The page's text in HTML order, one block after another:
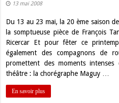
13 mai 2008
Du 13 au 23 mai, la 20 ème saison
la somptueuse pièce de François
Ricercar Et pour fêter ce
également des compagnons de
promettent des moments
théâtre : la chorégraphe Maguy …
En savoir plus